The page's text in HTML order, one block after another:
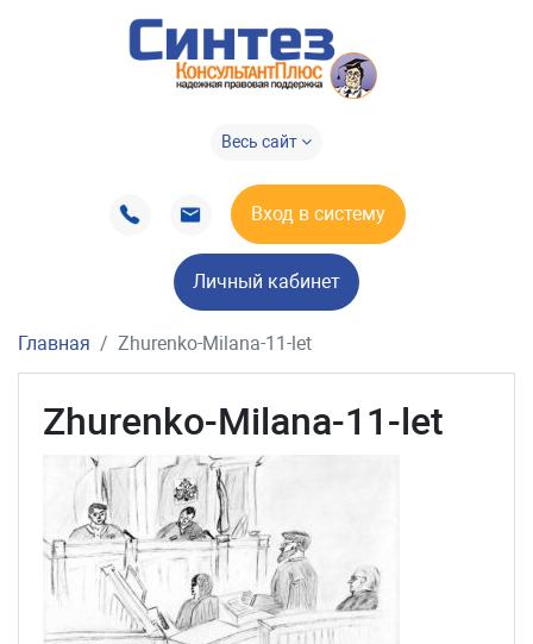
Весь сайт
Вход в систему
Личный кабинет
Главная Zhurenko-Milana-11-let
Zhurenko-Milana-11-let